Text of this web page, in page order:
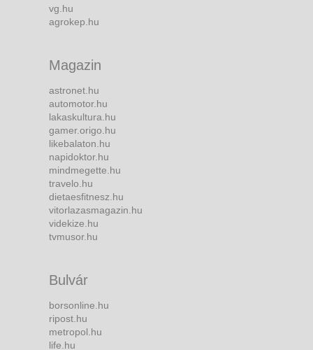
vg.hu
agrokep.hu
Magazin
astronet.hu
automotor.hu
lakaskultura.hu
gamer.origo.hu
likebalaton.hu
napidoktor.hu
mindmegette.hu
travelo.hu
dietaesfitnesz.hu
vitorlazasmagazin.hu
videkize.hu
tvmusor.hu
Bulvár
borsonline.hu
ripost.hu
metropol.hu
life.hu